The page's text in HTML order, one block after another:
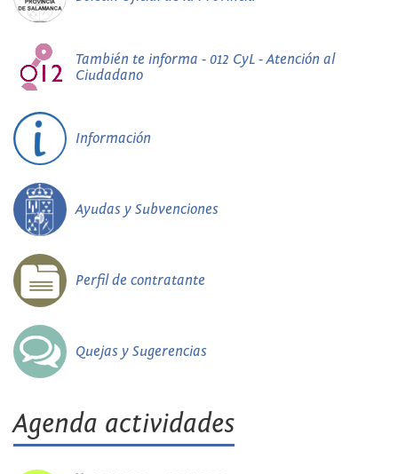
También te informa - 012 CyL - Atención al
Ciudadano
Información
Ayudas y Subvenciones
Perfil de contratante
Quejas y Sugerencias
Agenda actividades